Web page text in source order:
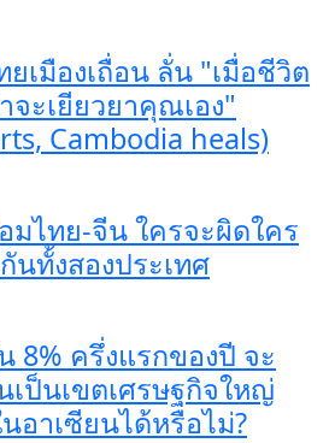
ยเมืองเถื่อน ลั่น "เมื่อชีวิต
จะเยียวยาคุณเอง"
Cambodia heals)
ไทย-จีน ใครจะผิดใคร
นทั้งสองประเทศ
8% ครึ่งแรกของปี จะ
ป็นเขตเศรษฐกิจใหญ่
อาเซียนได้หรือไม่?